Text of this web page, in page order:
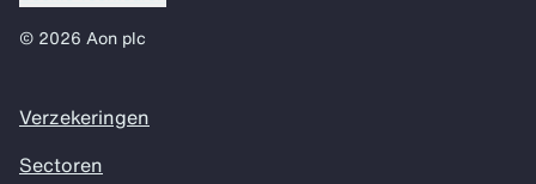
© 2026 Aon plc
Verzekeringen
Sectoren